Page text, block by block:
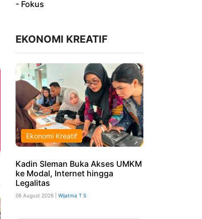
- Fokus
EKONOMI KREATIF
Ekonomi Kreatif
Kadin Sleman Buka Akses UMKM
ke Modal, Internet hingga
Legalitas
06 August 2026 | Wijatma T S